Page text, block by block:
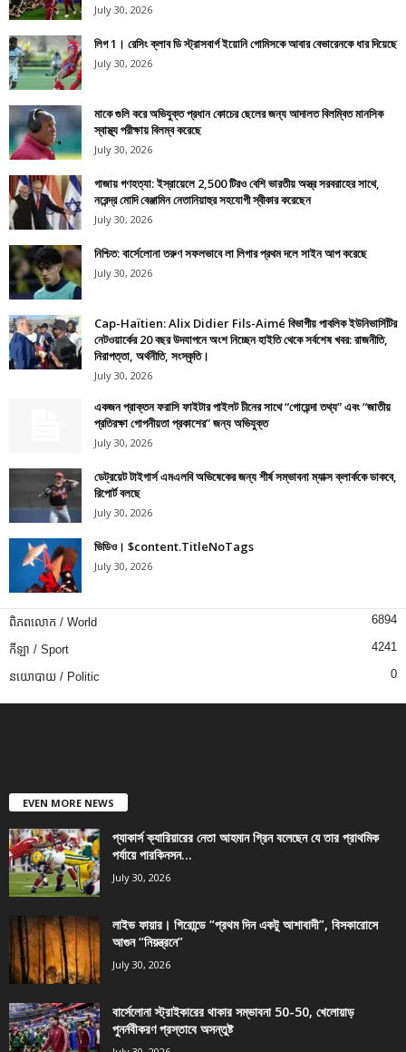
July 30, 2026
লিগ 1। রেসিং ক্লাব ডি স্ট্রাসবার্গ ইয়োনি গোমিসকে আবার বেভারেনকে ধার দিয়েছে
July 30, 2026
মাকে গুলি করে অভিযুক্ত প্রধান কোচের ছেলের জন্য আদালত বিলম্বিত মানসিক
স্বাস্থ্য পরীক্ষায় বিলম্ব করেছে
July 30, 2026
গাজায় গণহত্যা: ইস্রায়েলে 2,500 টিরও বেশি ভারতীয় অস্ত্র সরবরাহের সাথে,
নরেন্দ্র মোদি বেঞ্জামিন নেতানিয়াহুর সহযোগী স্বীকার করেছেন
July 30, 2026
নিশ্চিত: বার্সেলোনা তরুণ সফলভাবে লা লিগার প্রথম দলে সাইন আপ করেছে
July 30, 2026
Cap-Haïtien: Alix Didier Fils-Aimé বিভাগীয় পাবলিক ইউনিভার্সিটির
নেটওয়ার্কের 20 বছর উদযাপনে অংশ নিচ্ছেন হাইতি থেকে সর্বশেষ খবর: রাজনীতি,
নিরাপত্তা, অর্থনীতি, সংস্কৃতি।
July 30, 2026
একজন প্রাক্তন ফরাসি ফাইটার পাইলট চীনের সাথে “গোয়েন্দা তথ্য” এবং “জাতীয়
প্রতিরক্ষা গোপনীয়তা প্রকাশের” জন্য অভিযুক্ত
July 30, 2026
ডেট্রয়েট টাইগার্স এমএলবি অভিষেকের জন্য শীর্ষ সম্ভাবনা ম্যাক্স ক্লার্ককে ডাকবে,
রিপোর্ট বলছে
July 30, 2026
ভিডিও। $content.TitleNoTags
July 30, 2026
ពិភពលោក / World 6894
កីឡា / Sport 4241
នយោបាយ / Politic 0
EVEN MORE NEWS
প্যাকার্স ক্যারিয়ারের নেতা আহমান গ্রিন বলেছেন যে তার প্রাথমিক
পর্যায়ে পারকিনসন...
July 30, 2026
লাইভ ফায়ার। গিরোন্ডে “প্রথম দিন একটু আশাবাদী”, বিসকারোসে
আগুন “নিয়ন্ত্রনে”
July 30, 2026
বার্সেলোনা স্ট্রাইকারের থাকার সম্ভাবনা 50-50, খেলোয়াড়
পুনর্নবীকরণ প্রস্তাবে অসন্তুষ্ট